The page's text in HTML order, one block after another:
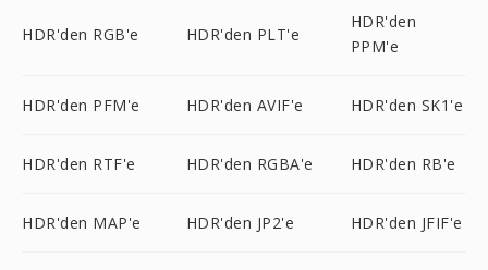
HDR'den RGB'e HDR'den PLT'e
HDR'den
PPM'e
HDR'den PFM'e HDR'den AVIF'e HDR'den SK1'e
HDR'den RTF'e HDR'den RGBA'e HDR'den RB'e
HDR'den MAP'e HDR'den JP2'e HDR'den JFIF'e